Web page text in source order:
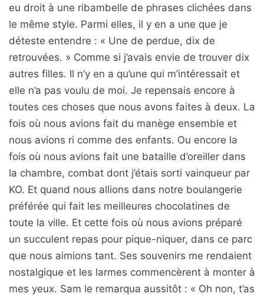
eu droit à une ribambelle de phrases clichées dans
le même style. Parmi elles, il y en a une que je
déteste entendre : « Une de perdue, dix de
retrouvées. » Comme si j’avais envie de trouver dix
autres filles. Il n’y en a qu’une qui m’intéressait et
elle n’a pas voulu de moi. Je repensais encore à
toutes ces choses que nous avons faites à deux. La
fois où nous avions fait du manège ensemble et
nous avions ri comme des enfants. Ou encore la
fois où nous avions fait une bataille d’oreiller dans
la chambre, combat dont j’étais sorti vainqueur par
KO. Et quand nous allions dans notre boulangerie
préférée qui fait les meilleures chocolatines de
toute la ville. Et cette fois où nous avions préparé
un succulent repas pour pique-niquer, dans ce parc
que nous aimions tant. Ses souvenirs me rendaient
nostalgique et les larmes commencèrent à monter à
mes yeux. Sam le remarqua aussitôt : « Oh non, t’as